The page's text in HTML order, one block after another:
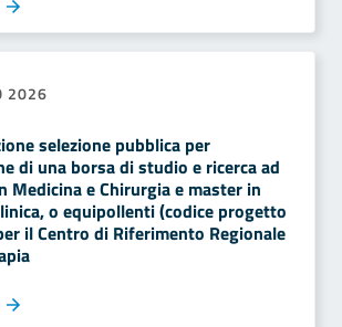
2026
selezione pubblica per
di una borsa di studio e ricerca ad
Medicina e Chirurgia e master in
o equipollenti (codice progetto
il Centro di Riferimento Regionale